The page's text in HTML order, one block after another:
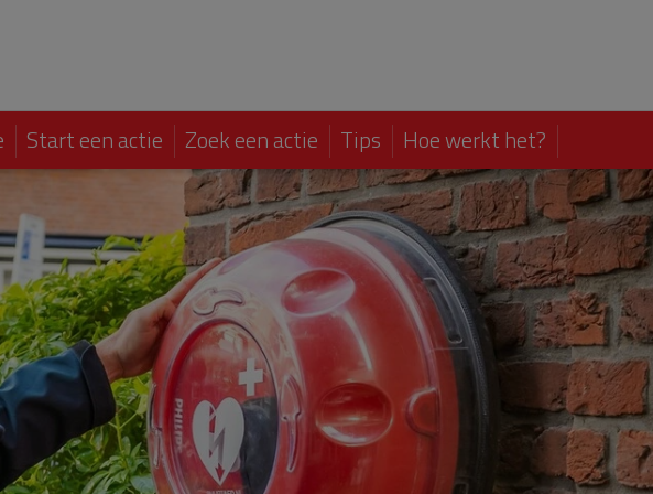
Start een actie Zoek een actie Tips Hoe werkt het?